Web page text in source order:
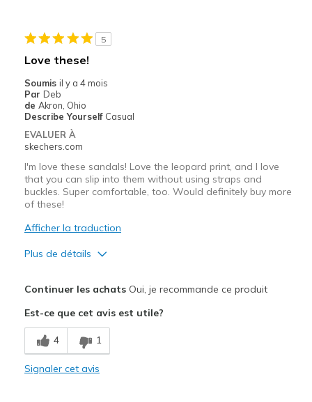
Width
Feels true to width
Sizing
View On Shoes
5
Love these!
Soumis il y a 4 mois
Par Deb
de Akron, Ohio
Describe Yourself Casual
EVALUER À
skechers.com
I'm love these sandals! Love the leopard print, and I love
that you can slip into them without using straps and
buckles. Super comfortable, too. Would definitely buy more
of these!
Afficher la traduction
Plus de détails
Breathe Well
Comfortable
Continuer les achatsOui, je recommande ce produit
Est-ce que cet avis est utile?
4 1
Signaler cet avis